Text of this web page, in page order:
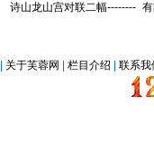
诗山龙山宫对联二幅--------
关于芙蓉网 栏目介绍 联系我